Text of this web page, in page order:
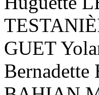
GUET